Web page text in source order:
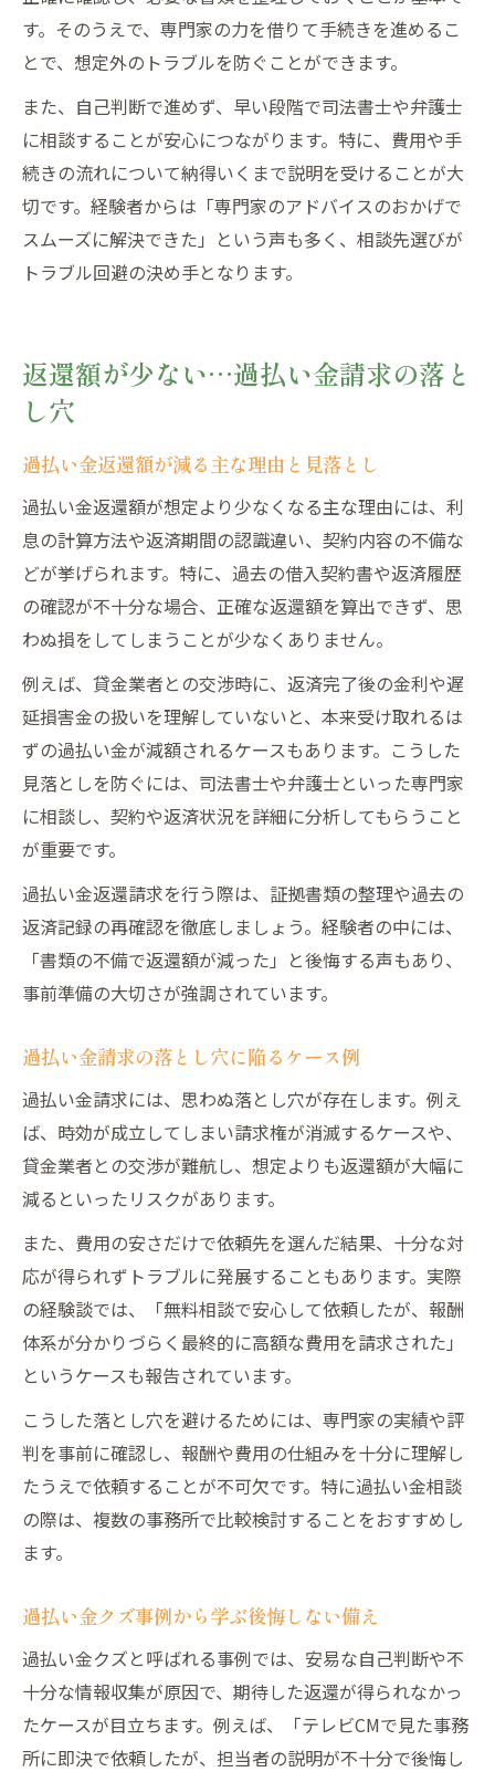
す。そのうえで、専門家の力を借りて手続きを進めるこ
とで、想定外のトラブルを防ぐことができます。
また、自己判断で進めず、早い段階で司法書士や弁護士
に相談することが安心につながります。特に、費用や手
続きの流れについて納得いくまで説明を受けることが大
切です。経験者からは「専門家のアドバイスのおかげで
スムーズに解決できた」という声も多く、相談先選びが
トラブル回避の決め手となります。
返還額が少ない…過払い金請求の落と
し穴
過払い金返還額が減る主な理由と見落とし
過払い金返還額が想定より少なくなる主な理由には、利
息の計算方法や返済期間の認識違い、契約内容の不備な
どが挙げられます。特に、過去の借入契約書や返済履歴
の確認が不十分な場合、正確な返還額を算出できず、思
わぬ損をしてしまうことが少なくありません。
例えば、貸金業者との交渉時に、返済完了後の金利や遅
延損害金の扱いを理解していないと、本来受け取れるは
ずの過払い金が減額されるケースもあります。こうした
見落としを防ぐには、司法書士や弁護士といった専門家
に相談し、契約や返済状況を詳細に分析してもらうこと
が重要です。
過払い金返還請求を行う際は、証拠書類の整理や過去の
返済記録の再確認を徹底しましょう。経験者の中には、
「書類の不備で返還額が減った」と後悔する声もあり、
事前準備の大切さが強調されています。
過払い金請求の落とし穴に陥るケース例
過払い金請求には、思わぬ落とし穴が存在します。例え
ば、時効が成立してしまい請求権が消滅するケースや、
貸金業者との交渉が難航し、想定よりも返還額が大幅に
減るといったリスクがあります。
また、費用の安さだけで依頼先を選んだ結果、十分な対
応が得られずトラブルに発展することもあります。実際
の経験談では、「無料相談で安心して依頼したが、報酬
体系が分かりづらく最終的に高額な費用を請求された」
というケースも報告されています。
こうした落とし穴を避けるためには、専門家の実績や評
判を事前に確認し、報酬や費用の仕組みを十分に理解し
たうえで依頼することが不可欠です。特に過払い金相談
の際は、複数の事務所で比較検討することをおすすめし
ます。
過払い金クズ事例から学ぶ後悔しない備え
過払い金クズと呼ばれる事例では、安易な自己判断や不
十分な情報収集が原因で、期待した返還が得られなかっ
たケースが目立ちます。例えば、「テレビCMで見た事務
所に即決で依頼したが、担当者の説明が不十分で後悔し